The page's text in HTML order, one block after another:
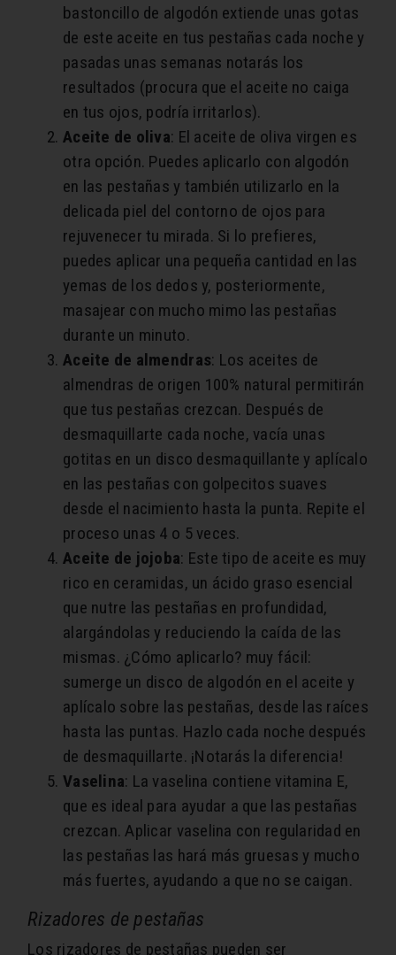
bastoncillo de algodón extiende unas gotas
de este aceite en tus pestañas cada noche y
pasadas unas semanas notarás los
resultados (procura que el aceite no caiga
en tus ojos, podría irritarlos).
Aceite de oliva: El aceite de oliva virgen es
otra opción. Puedes aplicarlo con algodón
en las pestañas y también utilizarlo en la
delicada piel del contorno de ojos para
rejuvenecer tu mirada. Si lo prefieres,
puedes aplicar una pequeña cantidad en las
yemas de los dedos y, posteriormente,
masajear con mucho mimo las pestañas
durante un minuto.
Aceite de almendras: Los aceites de
almendras de origen 100% natural permitirán
que tus pestañas crezcan. Después de
desmaquillarte cada noche, vacía unas
gotitas en un disco desmaquillante y aplícalo
en las pestañas con golpecitos suaves
desde el nacimiento hasta la punta. Repite el
proceso unas 4 o 5 veces.
Aceite de jojoba: Este tipo de aceite es muy
rico en ceramidas, un ácido graso esencial
que nutre las pestañas en profundidad,
alargándolas y reduciendo la caída de las
mismas. ¿Cómo aplicarlo? muy fácil:
sumerge un disco de algodón en el aceite y
aplícalo sobre las pestañas, desde las raíces
hasta las puntas. Hazlo cada noche después
de desmaquillarte. ¡Notarás la diferencia!
Vaselina: La vaselina contiene vitamina E,
que es ideal para ayudar a que las pestañas
crezcan. Aplicar vaselina con regularidad en
las pestañas las hará más gruesas y mucho
más fuertes, ayudando a que no se caigan.
Rizadores de pestañas
Los rizadores de pestañas pueden ser